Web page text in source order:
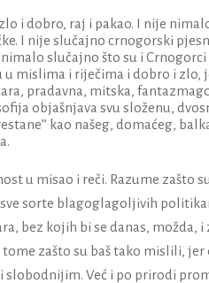
i dobro, raj i pakao. I nije
I nije slučajno crnogorski
nimalo slučajno što su i Crnogorci
mislima i riječima i dobro i zlo,
pradavna, mitska,
objašnjava svu složenu,
kao našeg, domaćeg,
u misao i reči. Razume zašto
sorte blagoglagoljivih
bez kojih bi se danas, možda,
zašto su baš tako mislili, jer
slobodnijim. Već i po prirodi